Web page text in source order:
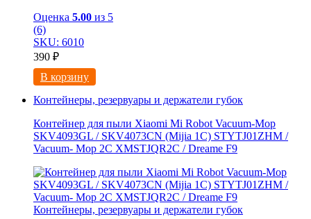
Оценка 5.00 из 5
(6)
SKU: 6010
390 ₽
В корзину
Контейнеры, резервуары и держатели губок
Контейнер для пыли Xiaomi Mi Robot Vacuum-Mop
SKV4093GL / SKV4073CN (Mijia 1C) STYTJ01ZHM /
Vacuum- Mop 2C XMSTJQR2C / Dreame F9
Контейнеры, резервуары и держатели губок